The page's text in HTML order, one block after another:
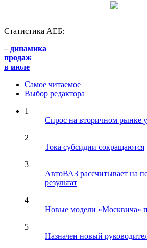
Статистика АЕБ:
– динамика
продаж
в июле
Самое читаемое
Выбор редактора
1
Спрос на вторичном рынке
2
Тока субсидии сокращаются
3
АвтоВАЗ рассчитывает на
результат
4
Новые модели «Москвича»
5
Назначен новый